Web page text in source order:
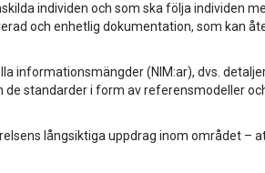
individen och som ska följa individen
och enhetlig dokumentation, som kan
informationsmängder (NIM:ar), dvs.
standarder i form av referensmodeller
långsiktiga uppdrag inom